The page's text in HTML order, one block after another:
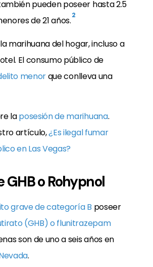
pueden poseer hasta 2.5
de 21 años.2
marihuana del hogar, incluso a
El consumo público de
menorque conlleva una
laposesión de marihuana.
artículo,¿Es ilegal fumar
en Las Vegas?
GHB o Rohypnol
grave de categoría B poseer
(GHB) o flunitrazepam
son de uno a seis años en
.